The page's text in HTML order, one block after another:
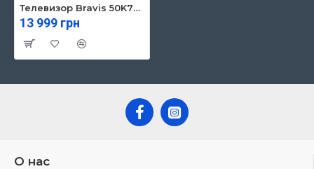
Телевизор Bravis 50K7000Q
13 999 грн
О нас